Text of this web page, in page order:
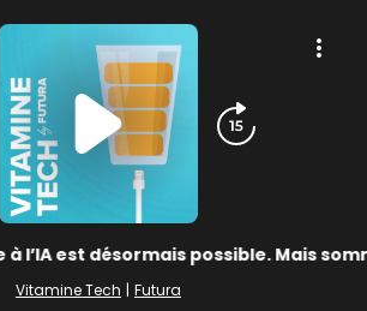
l’IA est désormais possible. Mais
Vitamine Tech | Futura